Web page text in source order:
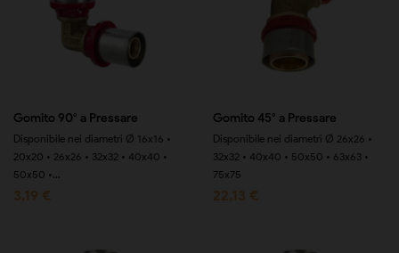
Gomito 90° a Pressare
Disponibile nei diametri Ø 16x16 •
20x20 • 26x26 • 32x32 • 40x40 •
50x50 •...
3,19 €
Gomito 45° a Pressare
Disponibile nei diametri Ø 26x26 •
32x32 • 40x40 • 50x50 • 63x63 •
75x75
22,13 €